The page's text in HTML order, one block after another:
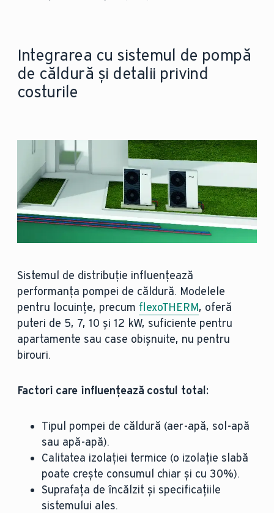
Integrarea cu sistemul de pompă
de căldură și detalii privind
costurile
Sistemul de distribuție influențează
performanța pompei de căldură. Modelele
pentru locuințe, precum flexoTHERM, oferă
puteri de 5, 7, 10 şi 12 kW, suficiente pentru
apartamente sau case obișnuite, nu pentru
birouri.
Factori care influențează costul total:
Tipul pompei de căldură (aer-apă, sol-apă
sau apă-apă).
Calitatea izolației termice (o izolație slabă
poate crește consumul chiar și cu 30%).
Suprafața de încălzit și specificațiile
sistemului ales.